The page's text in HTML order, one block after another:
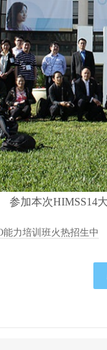
参加本次HIMSS14
能力培训班火热招生中